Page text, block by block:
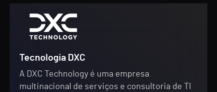
Tecnologia DXC
A DXC Technology é uma empresa
multinacional de serviços e consultoria de TI